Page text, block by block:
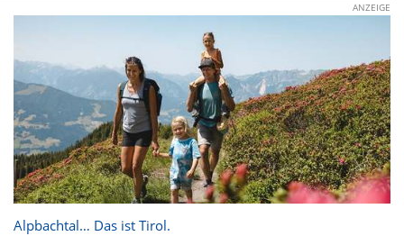
ANZEIGE
Alpbachtal… Das ist Tirol.